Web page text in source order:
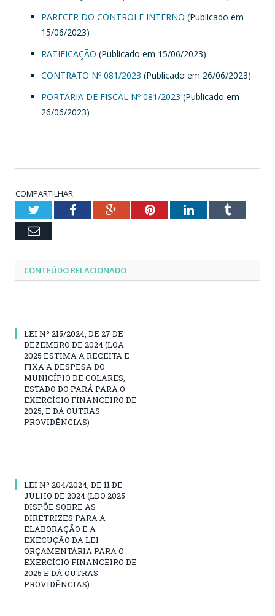
PARECER DO CONTROLE INTERNO (Publicado em
15/06/2023)
RATIFICAÇÃO (Publicado em 15/06/2023)
CONTRATO Nº 081/2023 (Publicado em 26/06/2023)
PORTARIA DE FISCAL Nº 081/2023 (Publicado em
26/06/2023)
COMPARTILHAR:
TwitterFacebookGoogle+PinterestLinkedInTumblr
Email
CONTEÚDO RELACIONADO
LEI Nº 215/2024, DE 27 DE
DEZEMBRO DE 2024 (LOA
2025 ESTIMA A RECEITA E
FIXA A DESPESA DO
MUNICÍPIO DE COLARES,
ESTADO DO PARÁ PARA O
EXERCÍCIO FINANCEIRO DE
2025, E DÁ OUTRAS
PROVIDÊNCIAS)
LEI Nº 204/2024, DE 11 DE
JULHO DE 2024 (LDO 2025
DISPÕE SOBRE AS
DIRETRIZES PARA A
ELABORAÇÃO E A
EXECUÇÃO DA LEI
ORÇAMENTÁRIA PARA O
EXERCÍCIO FINANCEIRO DE
2025 E DÁ OUTRAS
PROVIDÊNCIAS)